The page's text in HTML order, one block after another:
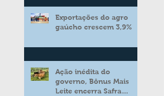
Exportações do agro
gaúcho crescem 3,9%
Ação inédita do
governo, Bônus Mais
Leite encerra Safra